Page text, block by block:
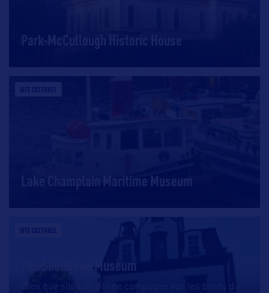
Park-McCullough Historic House
SITE CULTUREL
Lake Champlain Maritime Museum
SITE CULTUREL
The Shelburne Museum
Bien que situé en pleine campagne sur les bords du